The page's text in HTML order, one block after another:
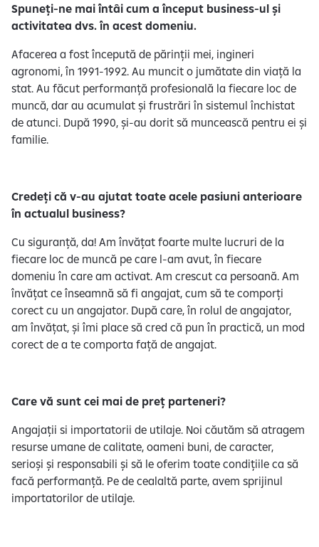
Spuneți-ne mai întâi cum a început business-ul și
activitatea dvs. în acest domeniu.
Afacerea a fost începută de părinții mei, ingineri
agronomi, în 1991-1992. Au muncit o jumătate din viață la
stat. Au făcut performanță profesională la fiecare loc de
muncă, dar au acumulat și frustrări în sistemul închistat
de atunci. După 1990, și-au dorit să muncească pentru ei și
familie.
Credeți că v-au ajutat toate acele pasiuni anterioare
în actualul business?
Cu siguranță, da! Am învățat foarte multe lucruri de la
fiecare loc de muncă pe care l-am avut, în fiecare
domeniu în care am activat. Am crescut ca persoană. Am
învățat ce înseamnă să fi angajat, cum să te comporți
corect cu un angajator. După care, în rolul de angajator,
am învățat, și îmi place să cred că pun în practică, un mod
corect de a te comporta față de angajat.
Care vă sunt cei mai de preț parteneri?
Angajații si importatorii de utilaje. Noi căutăm să atragem
resurse umane de calitate, oameni buni, de caracter,
serioși și responsabili și să le oferim toate condițiile ca să
facă performanță. Pe de cealaltă parte, avem sprijinul
importatorilor de utilaje.